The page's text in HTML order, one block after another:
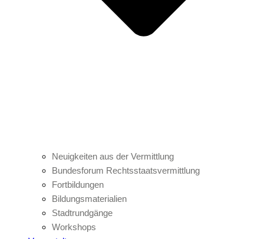
Neuigkeiten aus der Vermittlung
Bundesforum Rechtsstaatsvermittlung
Fortbildungen
Bildungsmaterialien
Stadtrundgänge
Workshops